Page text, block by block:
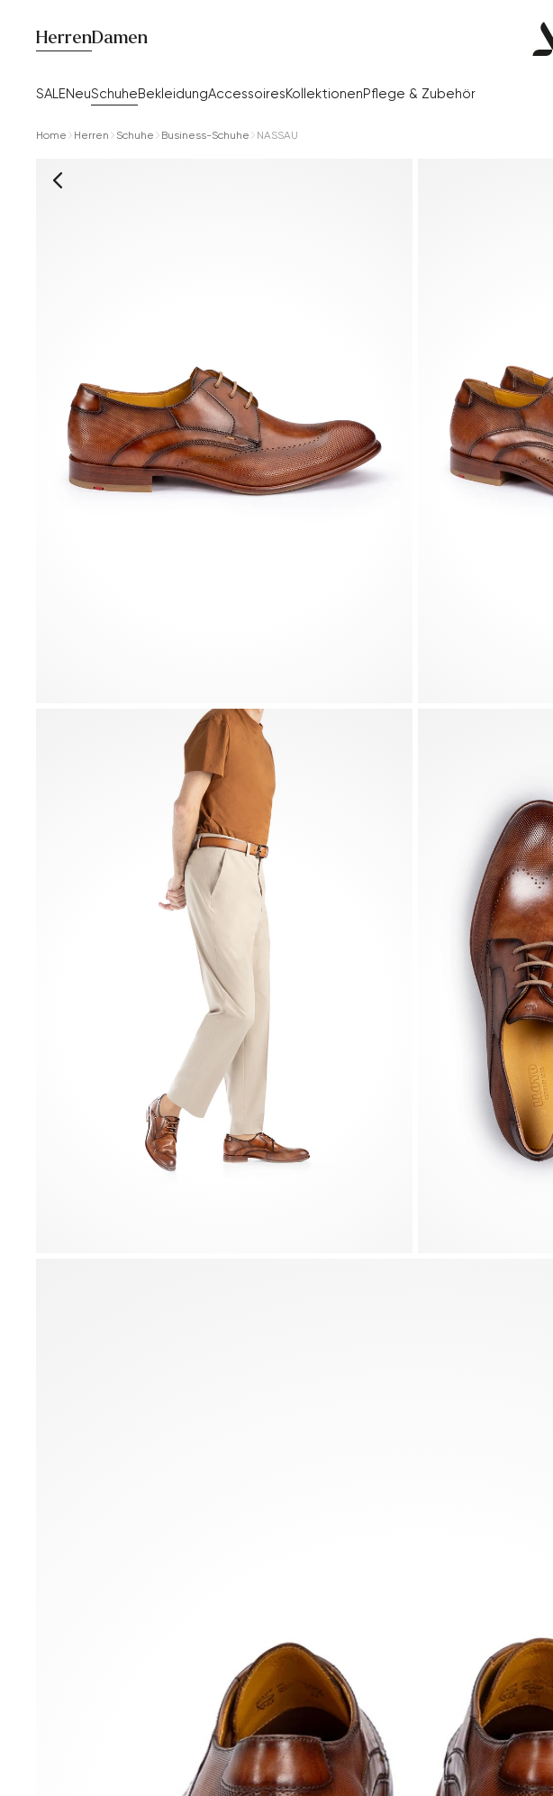
Herren
SALENeuSchuheBekleidungAccessoiresKollektionenPflege & Zubehör
Damen
Home Herren Schuhe Business-Schuhe NASSAU